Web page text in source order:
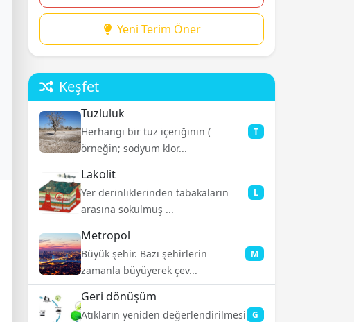
Yeni Terim Öner
Keşfet
Tuzluluk
Herhangi bir tuz içeriğinin (
örneğin; sodyum klor...
T
Lakolit
Yer derinliklerinden tabakaların
arasına sokulmuş ...
L
Metropol
Büyük şehir. Bazı şehirlerin
zamanla büyüyerek çev...
M
Geri dönüşüm
Atıkların yeniden değerlendirilmesi
G